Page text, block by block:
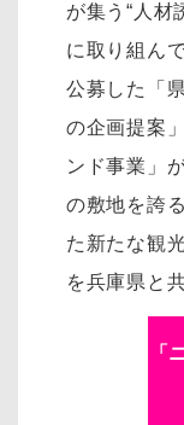
が集う“人材
に取り組ん
公募した「
の企画提案
ンド事業」
の敷地を誇
た新たな観
を兵庫県と
「